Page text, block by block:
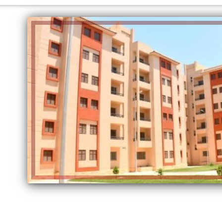
إلهام شرشر تكتب: دي مبقتش كورة..
دي سياسة
الكاتبة إلهام شرشر تهنئ الرئيس
السيسي بعيد ميلاده وتُشيد بجهوده